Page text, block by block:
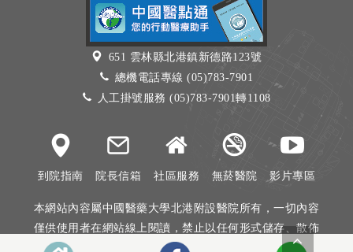
651 雲林縣北港鎮新德路123號
總機電話專線 (05)783-7901
人工掛號服務 (05)783-7901轉1108
到院指南 院長信箱 社區服務 無菸醫院 影片專區
本網站內容屬中國醫藥大學北港附設醫院所有，一切內容
僅供使用者在網站線上閱讀，禁止以任何形式儲存、散佈
或重製部分或全部內容